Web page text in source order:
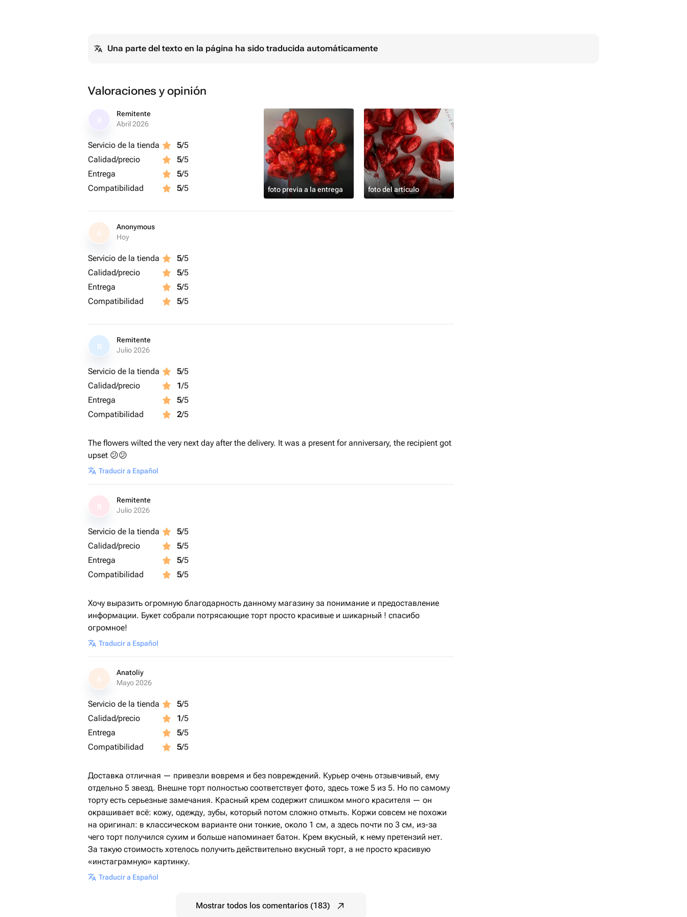
Una parte del texto en la página ha sido traducida automáticamente
Valoraciones y opinión
Remitente
Abril 2026
Servicio de la tienda 5/5
Calidad/precio
5/5
Entrega
5/5
Compatibilidad
5/5 foto previa a la entrega foto del artículo
A
Anonymous
Hoy
Servicio de la tienda 5/5
Calidad/precio
5/5
Entrega
5/5
Compatibilidad
5/5
R
Remitente
Julio 2026
Servicio de la tienda 5/5
Calidad/precio
1/5
Entrega
5/5
Compatibilidad
2/5
The flowers wilted the very next day after the delivery. It was a present for anniversary, the recipient got
upset 😕😕
Traducir a Español
Remitente
Julio 2026
Servicio de la tienda 5/5
Calidad/precio
5/5
Entrega
5/5
Compatibilidad
5/5
Хочу выразить огромную благодарность данному магазину за понимание и предоставление
информации. Букет собрали потрясающие торт просто красивые и шикарный ! спасибо
огромное!
Traducir a Español
A
Anatoliy
Mayo 2026
Servicio de la tienda 5/5
Calidad/precio
1/5
Entrega
5/5
Compatibilidad
5/5
Доставка отличная — привезли вовремя и без повреждений. Курьер очень отзывчивый, ему
отдельно 5 звезд. Внешне торт полностью соответствует фото, здесь тоже 5 из 5. Но по самому
торту есть серьезные замечания. Красный крем содержит слишком много красителя — он
окрашивает всё: кожу, одежду, зубы, который потом сложно отмыть. Коржи совсем не похожи
на оригинал: в классическом варианте они тонкие, около 1 см, а здесь почти по 3 см, из-за
чего торт получился сухим и больше напоминает батон. Крем вкусный, к нему претензий нет.
За такую стоимость хотелось получить действительно вкусный торт, а не просто красивую
«инстаграмную» картинку.
Traducir a Español
Mostrar todos los comentarios (183)